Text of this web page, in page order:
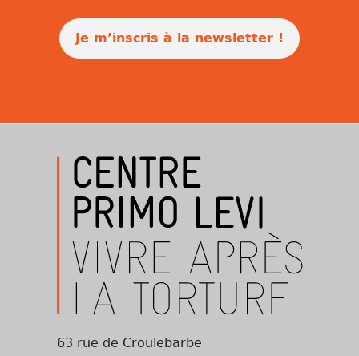
Je m’inscris à la newsletter !
63 rue de Croulebarbe